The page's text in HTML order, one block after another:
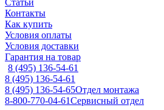
Статьи
Контакты
Как купить
Условия оплаты
Условия доставки
Гарантия на товар
8 (495) 136-54-61
8 (495) 136-54-61
8 (495) 136-54-65Отдел монтажа
8-800-770-04-61Сервисный отдел